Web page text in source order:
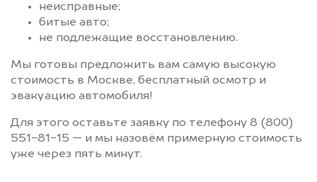
неисправные;
битые авто;
не подлежащие восстановлению.
Мы готовы предложить вам самую высокую
стоимость в Москве, бесплатный осмотр и
эвакуацию автомобиля!
Для этого оставьте заявку по телефону 8 (800)
551-81-15 — и мы назовём примерную стоимость
уже через пять минут.